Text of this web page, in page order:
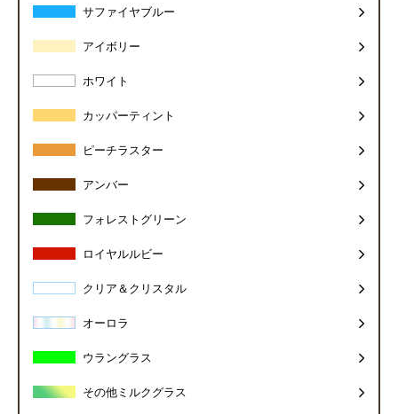
サファイヤブルー
アイボリー
ホワイト
カッパーティント
ピーチラスター
アンバー
フォレストグリーン
ロイヤルルビー
クリア＆クリスタル
オーロラ
ウラングラス
その他ミルクグラス